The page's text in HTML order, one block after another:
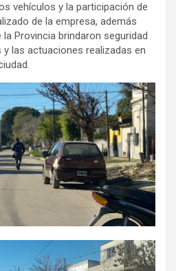
vehículos y la participación de
de la empresa, además
Provincia brindaron seguridad
las actuaciones realizadas en